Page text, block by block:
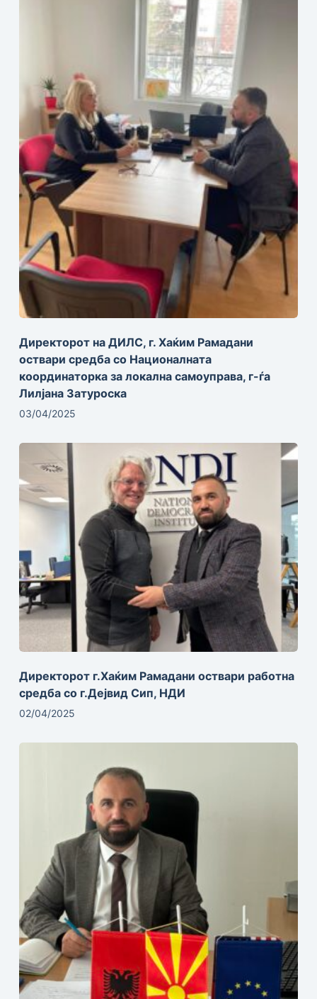
Директорот на ДИЛС, г. Хаќим Рамадани
оствари средба со Националната
координаторка за локална самоуправа, г-ѓа
Лилјана Затуроска
03/04/2025
Директорот г.Хаќим Рамадани оствари работна
средба со г.Дејвид Сип, НДИ
02/04/2025